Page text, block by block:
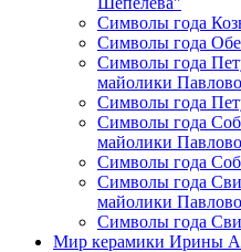
Символы года
Символы года
Символы года
майолики
Символы года
Символы года
майолики
Символы года
Символы года
майолики
Символы года
Мир керамики Ирины